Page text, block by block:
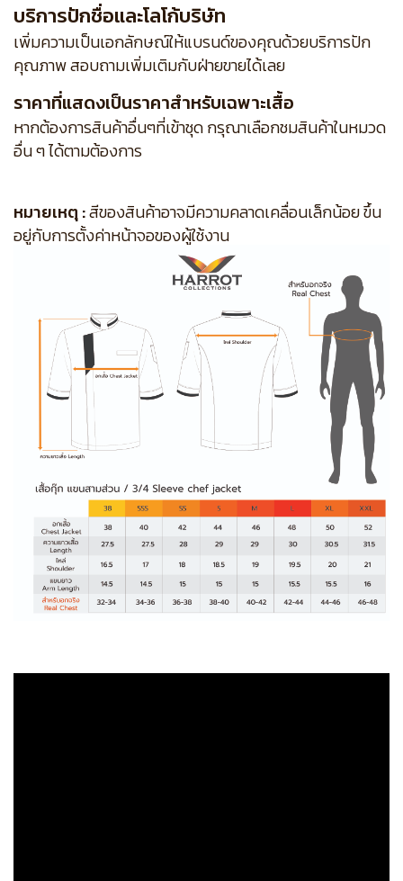
บริการปักชื่อและโลโก้บริษัท
เพิ่มความเป็นเอกลักษณ์ให้แบรนด์ของคุณด้วยบริการปัก
คุณภาพ สอบถามเพิ่มเติมกับฝ่ายขายได้เลย
ราคาที่แสดงเป็นราคาสำหรับเฉพาะเสื้อ
หากต้องการสินค้าอื่นๆที่เข้าชุด กรุณาเลือกชมสินค้าในหมวด
อื่น ๆ ได้ตามต้องการ
หมายเหตุ :สีของสินค้าอาจมีความคลาดเคลื่อนเล็กน้อย ขึ้น
อยู่กับการตั้งค่าหน้าจอของผู้ใช้งาน